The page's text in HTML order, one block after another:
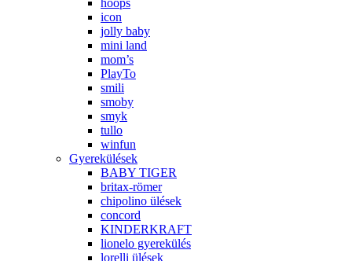
hoops
icon
jolly baby
mini land
mom’s
PlayTo
smili
smoby
smyk
tullo
winfun
Gyerekülések
BABY TIGER
britax-römer
chipolino ülések
concord
KINDERKRAFT
lionelo gyerekülés
lorelli ülések